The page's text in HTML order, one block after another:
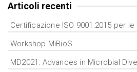
Articoli recenti
Certificazione ISO 9001:2015 per
Workshop MiBioS
MD2021: Advances in Microbial